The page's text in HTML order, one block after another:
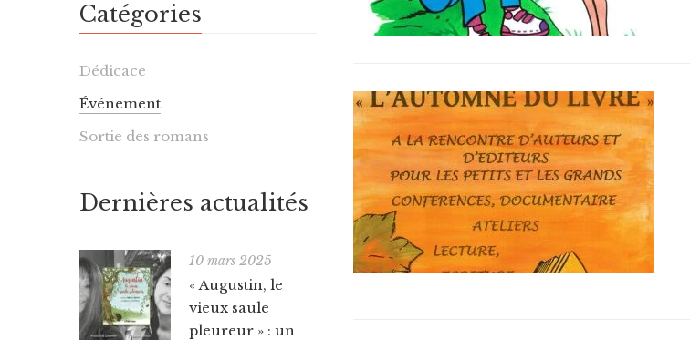
Catégories
Dédicace
Événement
Sortie des romans
Dernières actualités
10 mars 2025
« Augustin, le
vieux saule
pleureur » : un